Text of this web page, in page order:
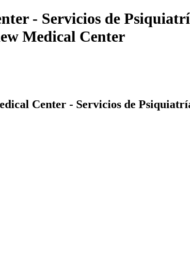
- Servicios de
Medical Center
Center - Servicios de